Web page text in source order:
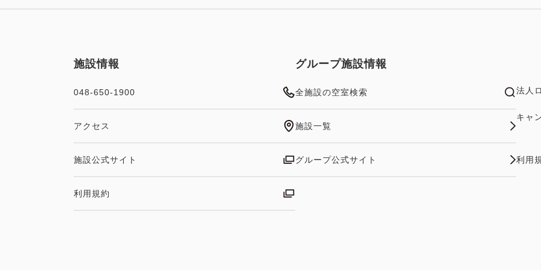
施設情報
048-650-1900
アクセス
施設公式サイト
利用規約
グループ施設情報
全施設の空室検索
施設一覧
グループ公式サイト
法人
キャ
利用